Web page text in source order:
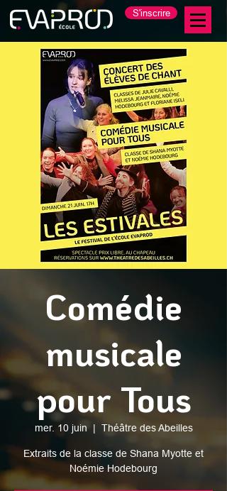
S'inscrire
Comédie
musicale
pour Tous
mer. 10 juin
  |
Théâtre des Abeilles
Extraits de la classe de Shana Myotte et
Noémie Hodebourg